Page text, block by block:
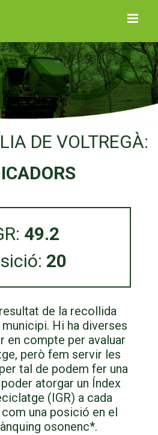
DE VOLTREGÀ:
49.2
20
de la recollida
Hi ha diverses
en compte per avaluar
però fem servir les
tal de podem fer una
atorgar un Índex
(IGR) a cada
una posició en el
osonenc*.